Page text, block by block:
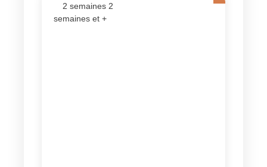
2 semaines 2
semaines et +